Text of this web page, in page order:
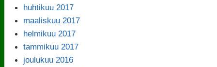
huhtikuu 2017
maaliskuu 2017
helmikuu 2017
tammikuu 2017
joulukuu 2016